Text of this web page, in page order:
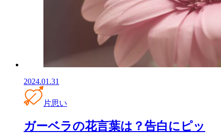
2024.01.31
片思い
ガーベラの花言葉は？告白にピッ